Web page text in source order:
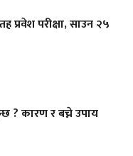
प्रवेश परीक्षा, साउन २५
? कारण र बच्ने उपाय